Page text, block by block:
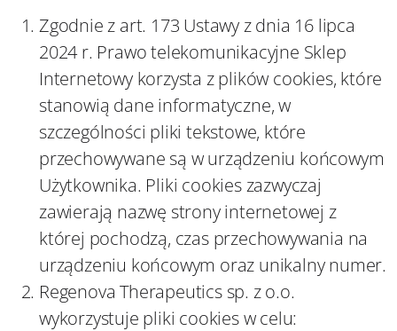
Zgodnie z art. 173 Ustawy z dnia 16 lipca
2024 r. Prawo telekomunikacyjne Sklep
Internetowy korzysta z plików cookies, które
stanowią dane informatyczne, w
szczególności pliki tekstowe, które
przechowywane są w urządzeniu końcowym
Użytkownika. Pliki cookies zazwyczaj
zawierają nazwę strony internetowej z
której pochodzą, czas przechowywania na
urządzeniu końcowym oraz unikalny numer.
Regenova Therapeutics sp. z o.o.
wykorzystuje pliki cookies w celu: